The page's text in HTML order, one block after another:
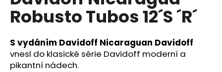
0,0
hvězdiček.
Robusto Tubos 12´S ´R´
S vydáním Davidoff Nicaraguan Davidoff
vnesl do klasické série Davidoff moderní a
pikantní nádech.
a
j
í
t
?